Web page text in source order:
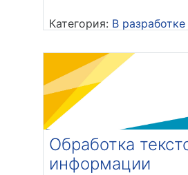
Категория: В разработке
Алексеевич
Обработка
информации